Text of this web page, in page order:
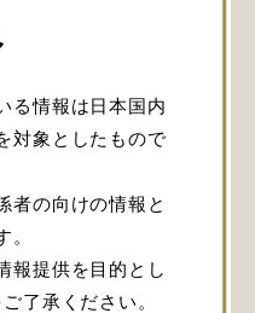
る情報は日本国内
対象としたもので
者の向けの情報と
。
報提供を目的とし
了承ください。